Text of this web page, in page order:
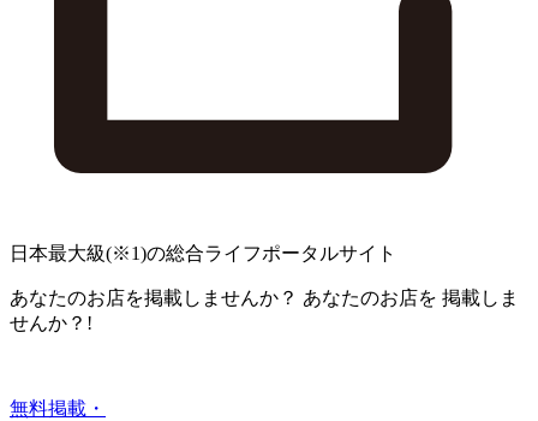
日本最大級(※1)の総合ライフポータルサイト
あなたのお店を掲載しませんか？ あなたのお店を 掲載しま
せんか？!
無料掲載・